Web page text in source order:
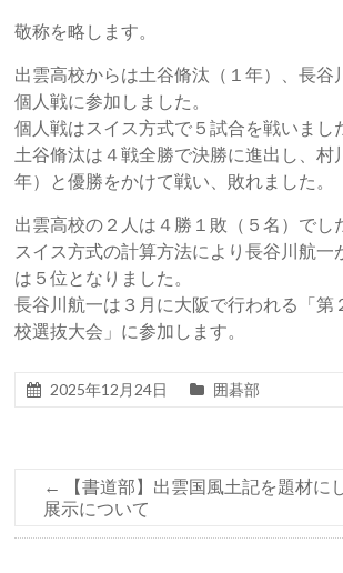
敬称を略します。
出雲高校からは土谷脩汰（１年）、長谷
個人戦に参加しました。
個人戦はスイス方式で５試合を戦いまし
土谷脩汰は４戦全勝で決勝に進出し、村
年）と優勝をかけて戦い、敗れました。
出雲高校の２人は４勝１敗（５名）でし
スイス方式の計算方法により長谷川航一
は５位となりました。
長谷川航一は３月に大阪で行われる「第
校選抜大会」に参加します。
2025年12月24日 囲碁部
←
【書道部】出雲国風土記を題材に
展示について